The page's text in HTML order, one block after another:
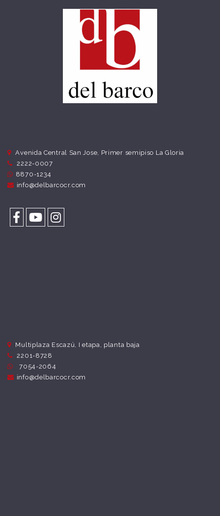
Avenida Central San Jose, Primer semipiso La Gloria
2222-0007
8870-1234
info@delbarcocr.com
Multiplaza Escazú, I etapa, planta baja
2201-8728
7054-2064
info@delbarcocr.com